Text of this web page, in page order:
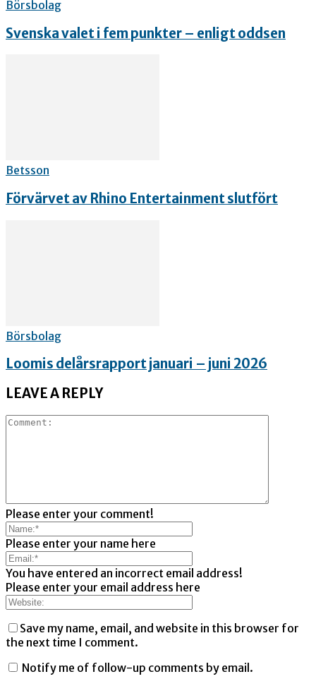
Börsbolag
Svenska valet i fem punkter – enligt oddsen
Betsson
Förvärvet av Rhino Entertainment slutfört
Börsbolag
Loomis delårsrapport januari – juni 2026
LEAVE A REPLY
Please enter your comment!
Please enter your name here
You have entered an incorrect email address!
Please enter your email address here
Save my name, email, and website in this browser for
the next time I comment.
Notify me of follow-up comments by email.